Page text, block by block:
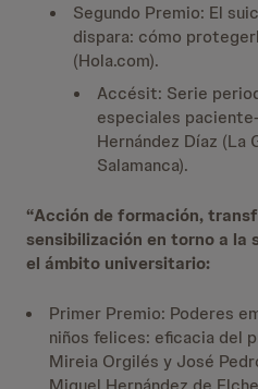
Segundo Premio: El
dispara: cómo
(Hola.com).
Accésit: Serie
especiales
Hernández Díaz (La
Salamanca).
“Acción de formación,
sensibilización en torno a la
el ámbito universitario:
Primer Premio: Poderes
niños felices: eficacia del
Mireia Orgilés y José